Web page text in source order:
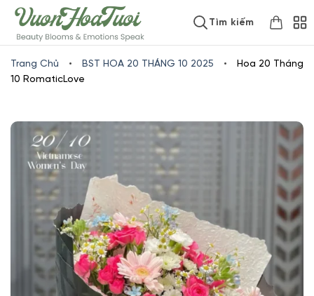
www.vuonhoatuoi.vnSkip
to
content
Tìm kiếm
Trang Chủ • BST HOA 20 THÁNG 10 2025 •
Hoa 20 Tháng
10 RomaticLove